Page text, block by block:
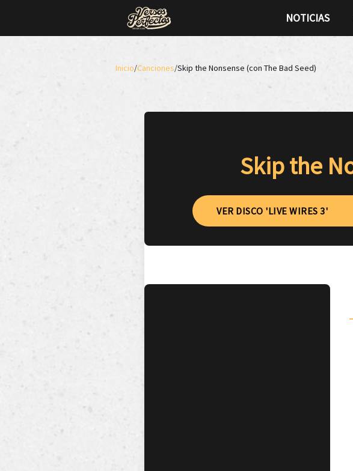
NOTICIAS
Inicio/Canciones/Skip the Nonsense (con The Bad Seed)
Skip the
VER DISCO 'LIVE WIRES 3'